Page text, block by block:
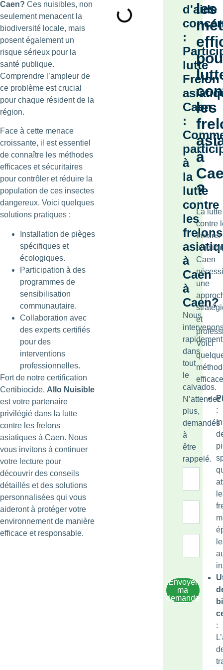
Caen? Ces nuisibles, non
seulement menacent la
biodiversité locale, mais
posent également un
risque sérieux pour la
santé publique.
Comprendre l’ampleur de
ce problème est crucial
pour chaque résident de la
région.
Face à cette menace
croissante, il est essentiel
de connaître les méthodes
efficaces et sécuritaires
pour contrôler et réduire la
population de ces insectes
dangereux. Voici quelques
solutions pratiques :
Installation de pièges
spécifiques et
écologiques.
Participation à des
programmes de
sensibilisation
communautaire.
Collaboration avec
des experts certifiés
pour des
interventions
professionnelles.
Fort de notre certification
Certibiocide, Allo Nuisible
est votre partenaire
privilégié dans la lutte
contre les frelons
asiatiques à Caen. Nous
vous invitons à continuer
votre lecture pour
découvrir des conseils
détaillés et des solutions
personnalisées qui vous
aideront à protéger votre
environnement de manière
efficace et responsable.
d'aide
:
lutte
Frelon
Caen
:
à
la
lutte
contre
les
frelons
à
Caen
à
Caen?
Nous
rapidement
dans
tout
le
calvados.
N’attendez
plus,
demandés
à
être
rappelé.
Envoyer
ma
demande
les
les
à
?
La lutte
contre
frelons
Caen
une
et
Voici
:
: